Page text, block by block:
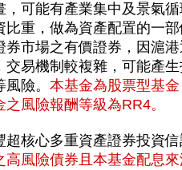
，可能有產業集中及景氣
比重，做為資產配置的一
券市場之有價證券，因滬
交易機制較複雜，可能產
險。 本基金為股票型基
之風險報酬等級為RR4。
超核心多重資產證券投資
高風險債券且本基金配息